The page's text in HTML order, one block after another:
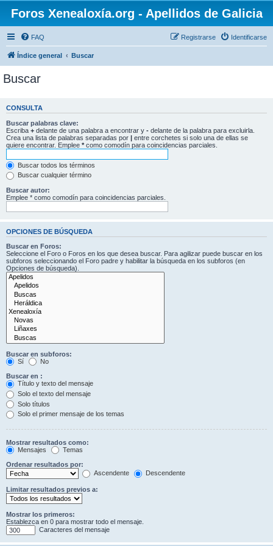
Foros Xenealoxía.org - Apellidos de Galicia
FAQ Identificarse
Registrarse
Índice general Buscar
Buscar
CONSULTA
Buscar palabras clave:
Escriba + delante de una palabra a encontrar y - delante de la palabra para excluirla.
Crea una lista de palabras separadas por | entre corchetes si solo una de ellas se
quiere encontrar. Emplee * como comodín para coincidencias parciales.
Buscar todos los términos
Buscar cualquier término
Buscar autor:
Emplee * como comodín para coincidencias parciales.
OPCIONES DE BÚSQUEDA
Buscar en Foros:
Seleccione el Foro o Foros en los que desea buscar. Para agilizar puede buscar en los
subforos seleccionando el Foro padre y habilitar la búsqueda en los subforos (en
Opciones de búsqueda).
Buscar en subforos:
Sí
No
Buscar en :
Título y texto del mensaje
Solo el texto del mensaje
Solo títulos
Solo el primer mensaje de los temas
Mostrar resultados como:
Mensajes
Temas
Ordenar resultados por:
Ascendente
Descendente
Limitar resultados previos a:
Mostrar los primeros:
Establezca en 0 para mostrar todo el mensaje.
Caracteres del mensaje